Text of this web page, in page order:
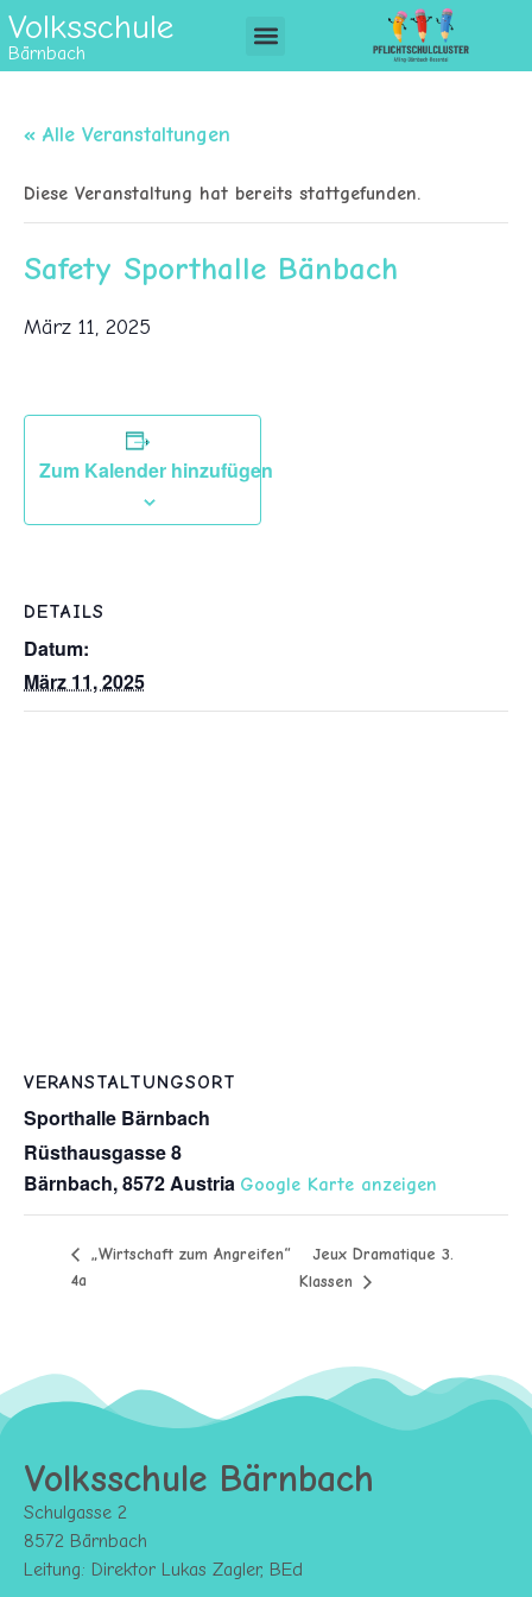
Volksschule
Bärnbach
« Alle Veranstaltungen
Diese Veranstaltung hat bereits stattgefunden.
Safety Sporthalle Bänbach
März 11, 2025
Zum Kalender hinzufügen
DETAILS
Datum:
März 11, 2025
VERANSTALTUNGSORT
Sporthalle Bärnbach
Rüsthausgasse 8
Bärnbach,8572Austria Google Karte anzeigen
„Wirtschaft zum Angreifen“
4a
Jeux Dramatique 3.
Klassen
Volksschule Bärnbach
Schulgasse 2
8572 Bärnbach
Leitung: Direktor Lukas Zagler, BEd